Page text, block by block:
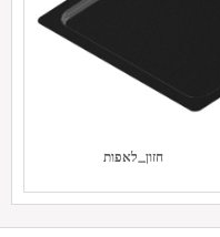
חזון_לאפות